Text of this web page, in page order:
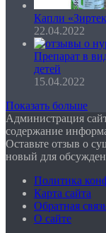
Капли
22.04.2022
Препарат в
детей
15.04.2022
Показать больше
Администрация
содержание
Оставьте отзыв о
новый для
Политика
Карта сайта
Обратная
О сайте